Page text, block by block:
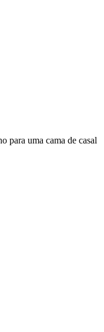
para uma cama de casal